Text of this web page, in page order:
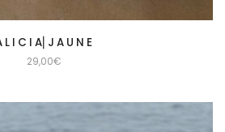
L I C I A⎜J A U N E
29,00€